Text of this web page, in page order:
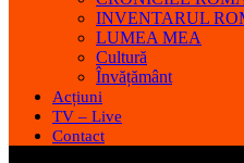
INVENTARUL
LUMEA MEA
Cultură
Învățământ
Acțiuni
TV – Live
Contact